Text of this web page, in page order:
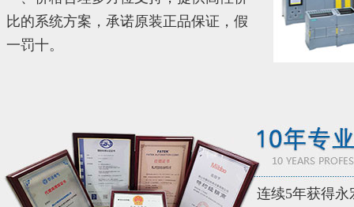
比的系统方案，承诺原装正品保证，假
一罚十。
连续5年获得永